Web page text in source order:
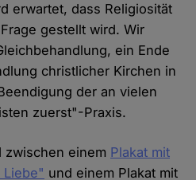
erwartet, dass Religiosität
gestellt wird. Wir
ein Ende
christlicher Kirchen in
der an vielen
zuerst"-Praxis.
zwischen einem Plakat mit
Liebe" und einem Plakat mit